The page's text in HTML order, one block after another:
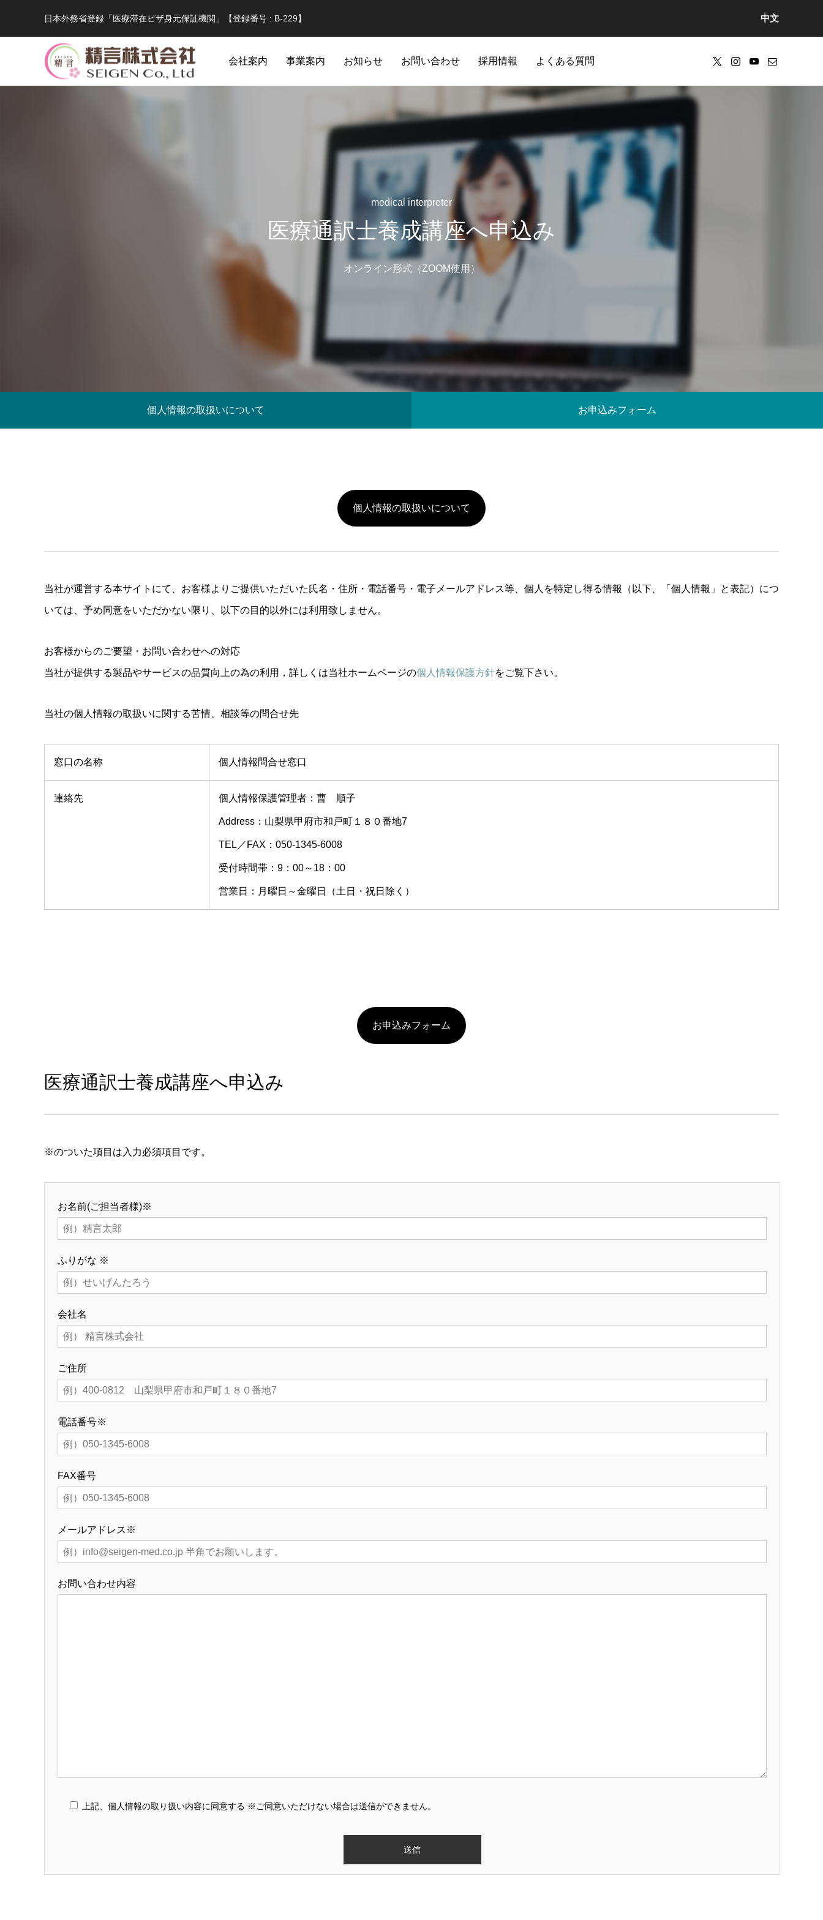
日本外務省登録「医療滞在ビザ身元保証機関」【登録番号 : B-229】 中文
会社案内 事業案内 お知らせ お問い合わせ 採用情報 よくある質問
medical interpreter
医療通訳士養成講座へ申込み
オンライン形式（ZOOM使用）
個人情報の取扱いについて お申込みフォーム
個人情報の取扱いについて
当社が運営する本サイトにて、お客様よりご提供いただいた氏名・住所・電話番号・電子メールアドレス等、個人を特定し得る情報（以下、「個人情報」と表記）につ
いては、予め同意をいただかない限り、以下の目的以外には利用致しません。
お客様からのご要望・お問い合わせへの対応
当社が提供する製品やサービスの品質向上の為の利用，詳しくは当社ホームページの個人情報保護方針をご覧下さい。
当社の個人情報の取扱いに関する苦情、相談等の問合せ先
窓口の名称 個人情報問合せ窓口
連絡先 個人情報保護管理者：曹 順子
Address：山梨県甲府市和戸町１８０番地7
TEL／FAX：050-1345-6008
受付時間帯：9：00～18：00
営業日：月曜日～金曜日（土日・祝日除く）
お申込みフォーム
医療通訳士養成講座へ申込み
※のついた項目は入力必須項目です。
お名前(ご担当者様)※
ふりがな ※
会社名
ご住所
電話番号※
FAX番号
メールアドレス※
お問い合わせ内容
上記、個人情報の取り扱い内容に同意する ※ご同意いただけない場合は送信ができません。